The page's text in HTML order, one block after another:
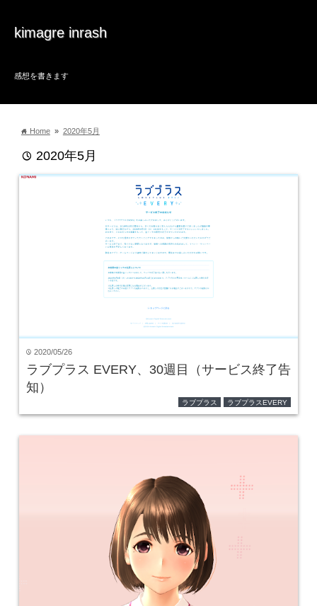
kimagre inrash
感想を書きます
home Home » 2020年5月
time 2020年5月
time 2020/05/26
ラブプラス EVERY、30週目（サービス終了告
知）
ラブプラス ラブプラスEVERY